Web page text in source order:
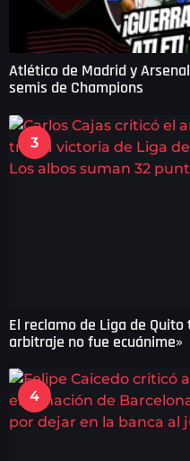
Atlético de Madrid y
semis de Champions
3
El reclamo de Liga de
arbitraje no fue ecuánime»
4